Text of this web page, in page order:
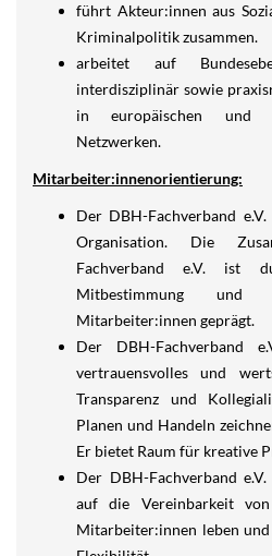
führt Akteur:innen aus
Kriminalpolitik zusammen.
arbeitet auf
interdisziplinär sowie
in europäischen und
Netzwerken.
Mitarbeiter:innenorientierung:
Der DBH-Fachverband
Organisation. Die
Fachverband e.V. ist
Mitbestimmung und
Mitarbeiter:innen geprägt.
Der DBH-Fachverband
vertrauensvolles und
Transparenz und
Planen und Handeln
Er bietet Raum für kreative
Der DBH-Fachverband
auf die Vereinbarkeit
Mitarbeiter:innen leben